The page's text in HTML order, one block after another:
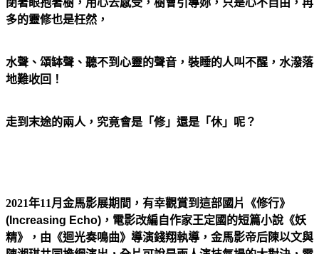
多的靈修也是枉然，
水聲、頌缽聲、聽不到心靈的聲音，裝睡的人叫不醒，水潑落
地難收回！
走到末途的兩人，究竟會是「修」還是「休」呢？
2021年11月金馬影展期間，有幸觀賞到這部國片
《修行》
(Increasing Echo)，電影改編自作家王定國的短篇小說《妖
精》，由《迴光奏鳴曲》導演錢翔執導，金馬影帝后陳以文與